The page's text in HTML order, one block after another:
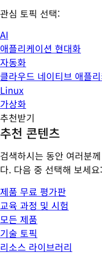
관심 토픽 선택:
AI
애플리케이션 현대화
자동화
클라우드 네이티브 애플
Linux
가상화
추천받기
추천 콘텐츠
검색하시는 동안 여러분
다. 다음 중 선택해 보세요:
제품 무료 평가판
교육 과정 및 시험
모든 제품
기술 토픽
리소스 라이브러리